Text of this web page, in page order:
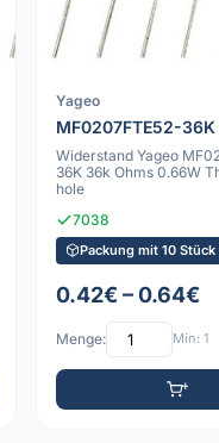
Yageo
MF0207FTE52-36K
Widerstand Yageo
36K 36k Ohms 0.66W
hole
7038
Packung mit 10 Stück
0.42€ – 0.64€
Menge: Min: 1